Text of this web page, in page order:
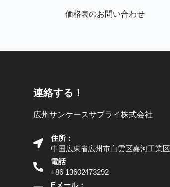
価格表のお問い合わせ
連絡する！
広州サンケースサプライ株式会社
住所：
中国広東省広州市白雲区嘉河工業区
電話
+86 13602473292
Eメール：